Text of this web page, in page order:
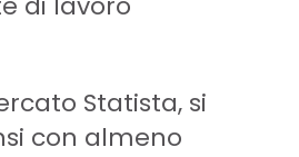
Statista, si
con almeno